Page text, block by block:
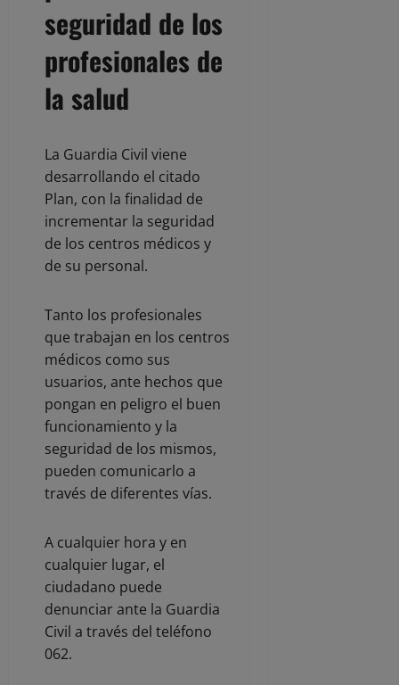
seguridad de los
profesionales de
la salud
La Guardia Civil viene
desarrollando el citado
Plan, con la finalidad de
incrementar la seguridad
de los centros médicos y
de su personal.
Tanto los profesionales
que trabajan en los centros
médicos como sus
usuarios, ante hechos que
pongan en peligro el buen
funcionamiento y la
seguridad de los mismos,
pueden comunicarlo a
través de diferentes vías.
A cualquier hora y en
cualquier lugar, el
ciudadano puede
denunciar ante la Guardia
Civil a través del teléfono
062.